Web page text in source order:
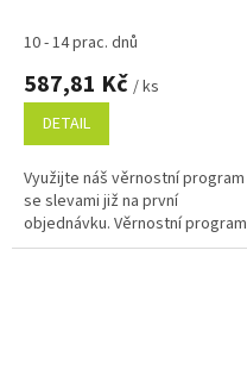
10 - 14 prac. dnů
587,81 Kč / ks
DETAIL
Využijte náš věrnostní program
se slevami již na první
objednávku. Věrnostní program